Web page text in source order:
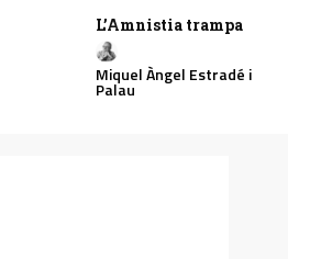
L’Amnistia trampa
Miquel Àngel Estradé i
Palau